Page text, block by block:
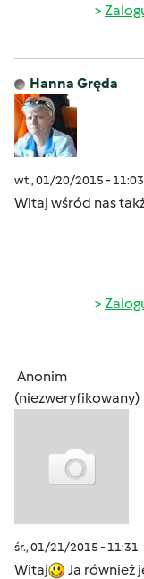
Hanna Gręda
wt., 01/20/2015 - 11:03
Witaj wśród nas
Anonim
(niezweryfikowany)
śr., 01/21/2015 - 11:31
Witaj
Ja również